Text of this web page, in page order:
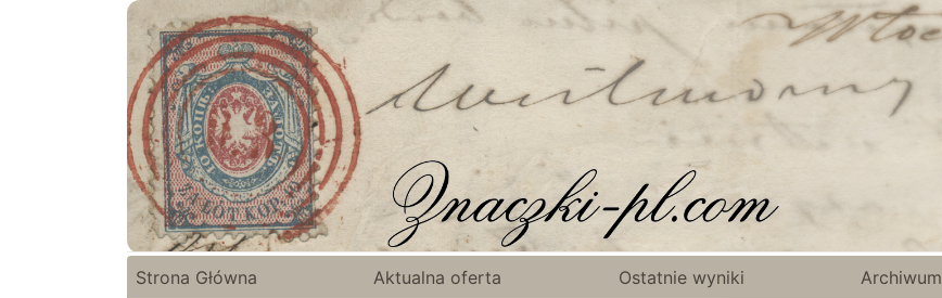
Strona Główna Aktualna oferta Ostatnie wyniki Archiwum